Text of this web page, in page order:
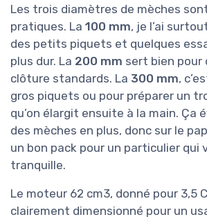
Les trois diamètres de mèches
pratiques. La 100 mm, je l’ai
des petits piquets et quelques
plus dur. La 200 mm sert bien pour
clôture standards. La 300 mm,
gros piquets ou pour préparer un
qu’on élargit ensuite à la main. Ça
des mèches en plus, donc sur le
un bon pack pour un particulier qui
tranquille.
Le moteur 62 cm3, donné pour 3,5
clairement dimensionné pour un